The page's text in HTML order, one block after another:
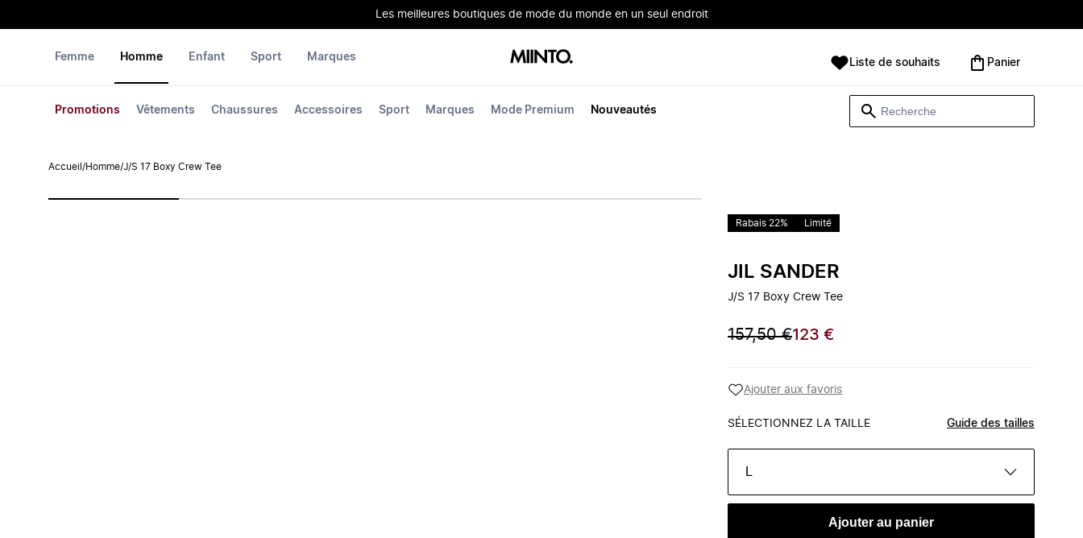
Les meilleures boutiques de mode du monde en un seul endroit
Femme Homme
Promotions Vêtements Chaussures Accessoires Sport Marques Mode Premium Nouveautés
Enfant Sport Marques Liste de souhaits Panier
Accueil /Homme/J/S 17 Boxy Crew Tee
Rabais 22% Limité
JIL SANDER
J/S 17 Boxy Crew Tee
157,50 €123 €
Ajouter aux favoris
SÉLECTIONNEZ LA TAILLE Guide des tailles
L
Ajouter au panier